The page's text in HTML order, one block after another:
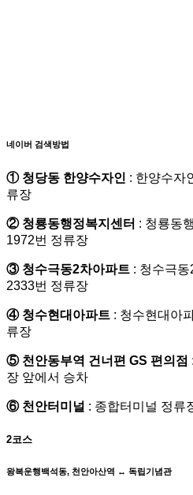
네이버 검색방법
① 청당동 한양수자인 : 한양수자
류장
② 청룡동행정복지센터 : 청룡동
1972번 정류장
③ 청수극동2차아파트 : 청수극
2333번 정류장
④ 청수현대아파트 : 청수현대아
류장
⑤ 천안동부역 건너편 GS 편의점
장 앞에서 승차
⑥ 천안터미널 : 종합터미널 정류
2코스
왕복운행백석동, 천안아산역 ↔ 독립기념관